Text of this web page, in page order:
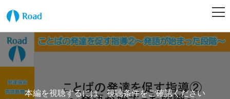
本編を視聴するには、視聴条件をご確認ください